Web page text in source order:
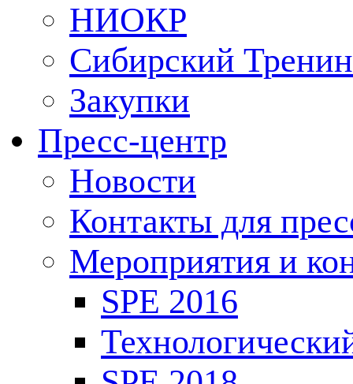
НИОКР
Сибирский
Закупки
Пресс-центр
Новости
Контакты для
Мероприятия и
SPE 2016